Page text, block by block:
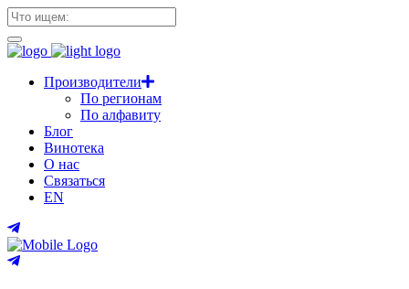
Производители
По регионам
По алфавиту
Блог
Винотека
О нас
Связаться
EN